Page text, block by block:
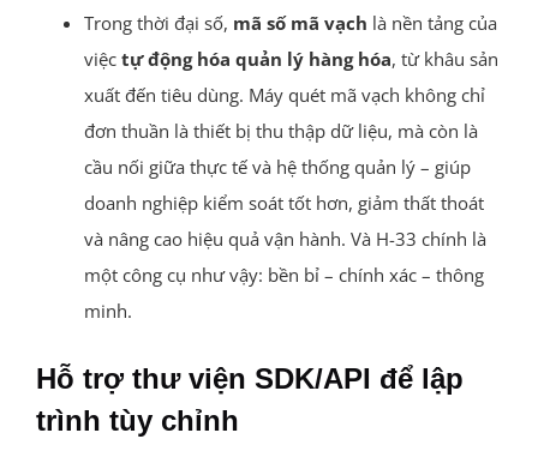
Trong thời đại số, mã số mã vạch là nền tảng của
việc tự động hóa quản lý hàng hóa, từ khâu sản
xuất đến tiêu dùng. Máy quét mã vạch không chỉ
đơn thuần là thiết bị thu thập dữ liệu, mà còn là
cầu nối giữa thực tế và hệ thống quản lý – giúp
doanh nghiệp kiểm soát tốt hơn, giảm thất thoát
và nâng cao hiệu quả vận hành. Và H-33 chính là
một công cụ như vậy: bền bỉ – chính xác – thông
minh.
Hỗ trợ thư viện SDK/API để lập
trình tùy chỉnh